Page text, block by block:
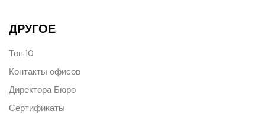
ДРУГОЕ
Топ 10
Контакты офисов
Директора Бюро
Сертификаты